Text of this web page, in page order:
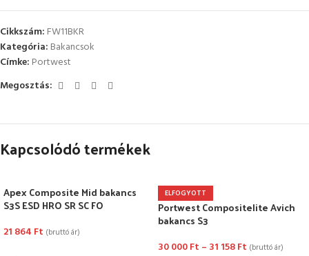
Cikkszám: FW11BKR
Kategória: Bakancsok
Címke: Portwest
Megosztás:
Kapcsolódó termékek
Apex Composite Mid bakancs
S3S ESD HRO SR SC FO
21 864 Ft (bruttó ár)
ELFOGYOTT
Portwest Compositelite Avich
bakancs S3
30 000Ft – 31 158Ft (bruttó ár)